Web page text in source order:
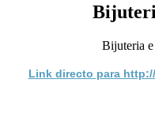
Bijuteria e
Link directo para